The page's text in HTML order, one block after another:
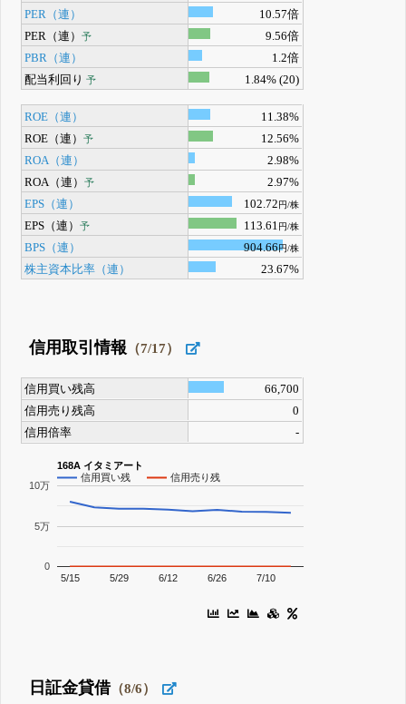
PER（連）
10.57倍
PER（連）予
9.56倍
PBR（連）
1.2倍
配当利回り 予 1.84% (20)
ROE（連）
11.38%
ROE（連）予
12.56%
ROA（連）
2.98%
ROA（連）予
2.97%
EPS（連）
102.72円/株
EPS（連）予 113.61 円/株
BPS（連） 904.66円/株
株主資本比率（連） 23.67%
信用取引情報 （7/17）
信用買い残高
66,700
信用売り残高
0
信用倍率
-
168A イタミアート
信用買い残
信用売り残
5/15 5/29 6/12 6/26 7/10
0
5万
10万
日証金貸借（8/6）